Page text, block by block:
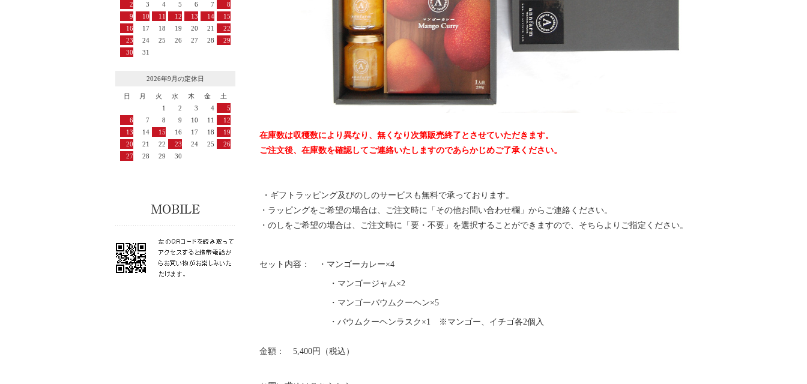
2
3 4 5 6 7
8
9
10 11 12 13 14
15
16
17 18 19 20 21
22
23
24 25 26 27 28
29
30
31
2026年9月の定休日
日 月 火 水 木 金
土
1
2 3 4
5
6
7 8 9 10 11
12
13
14 15 16 17 18
19
20
21 22 23 24 25
26
27
28 29 30
在庫数は収穫数により異なり、無くなり次第販売終了とさせていただきます。
ご注文後、在庫数を確認してご連絡いたしますのであらかじめご了承ください。
・ギフトラッピング及びのしのサービスも無料で承っております。
・ラッピングをご希望の場合は、ご注文時に「その他お問い合わせ欄」からご連絡ください。
・のしをご希望の場合は、ご注文時に「要・不要」を選択することができますので、そちらよりご指定ください。
セット内容： ・マンゴーカレー×4
・マンゴージャム×2
・マンゴーバウムクーヘン×5
・バウムクーヘンラスク×1 ※マンゴー、イチゴ各2個入
金額： 5,400円（税込）